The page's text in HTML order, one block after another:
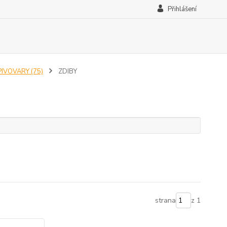
Přihlášení
(75) ZDIBY
strana z 1